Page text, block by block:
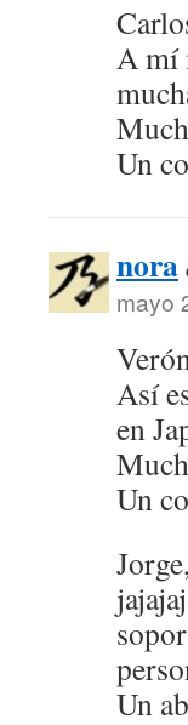
A mí
Un
nora
mayo
Así
en
Un
Jorge,
Un